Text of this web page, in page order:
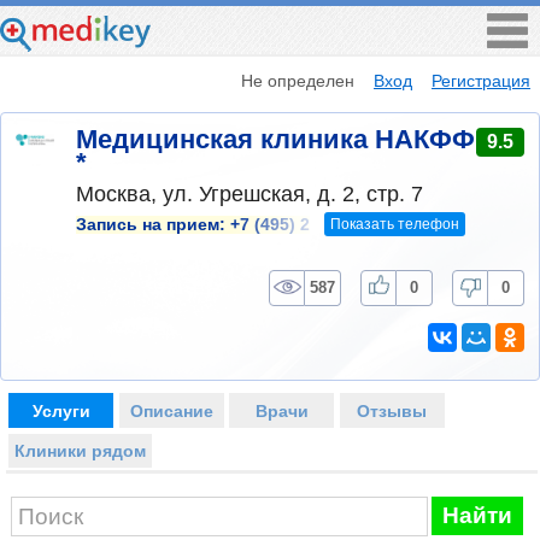
Не определен Вход Регистрация
Медицинская клиника НАКФФ
*
9.5
Москва, ул. Угрешская, д. 2, стр. 7
Запись на прием: +7 (495) 2 Показать телефон
587 0 0
Услуги Описание Врачи Отзывы
Клиники рядом
Найти